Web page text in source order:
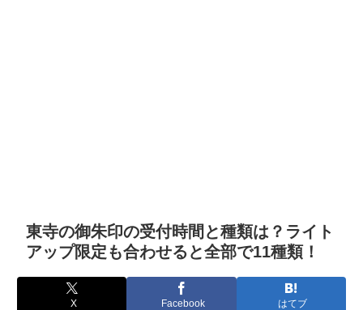
東寺の御朱印の受付時間と種類は？ライト
アップ限定も合わせると全部で11種類！
X Facebook はてブ